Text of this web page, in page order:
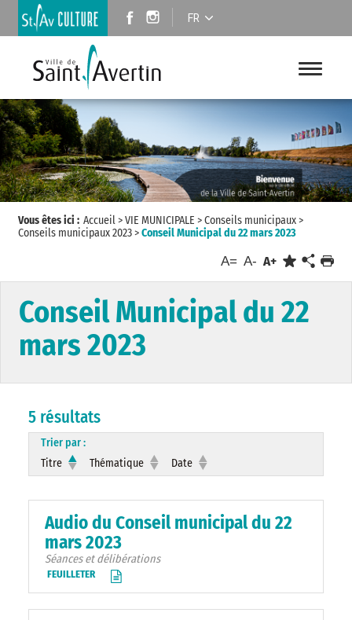
FR
Vous êtes ici : Accueil>VIE MUNICIPALE >Conseils municipaux>
Conseils municipaux 2023>Conseil Municipal du 22 mars 2023
A= A- A+
Conseil Municipal du 22
mars 2023
5 résultats
Trier par :
Titre
Thématique Date
Audio du Conseil municipal du 22
mars 2023
Séances et délibérations
FEUILLETER